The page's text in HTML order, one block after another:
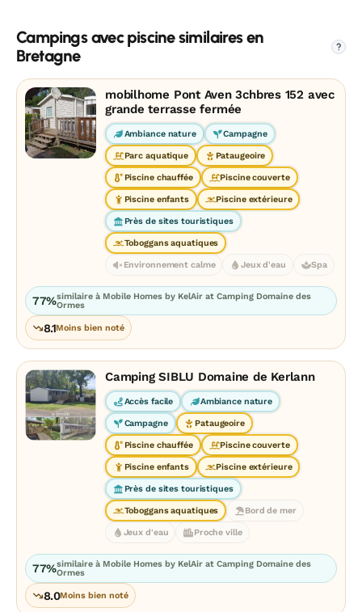
Campings avec piscine similaires en
Bretagne
?
mobilhome Pont Aven 3chbres 152 avec
grande terrasse fermée
Ambiance nature Campagne
Parc aquatique Pataugeoire
Piscine chauffée Piscine couverte
Piscine enfants Piscine extérieure
Près de sites touristiques
Toboggans aquatiques
Environnement calme Jeux d'eau Spa
77%similaire à Mobile Homes by KelAir at Camping Domaine des
Ormes
8.1Moins bien noté
Camping SIBLU Domaine de Kerlann
Accès facile Ambiance nature
Campagne Pataugeoire
Piscine chauffée Piscine couverte
Piscine enfants Piscine extérieure
Près de sites touristiques
Toboggans aquatiques Bord de mer
Jeux d'eau Proche ville
77%similaire à Mobile Homes by KelAir at Camping Domaine des
Ormes
8.0Moins bien noté